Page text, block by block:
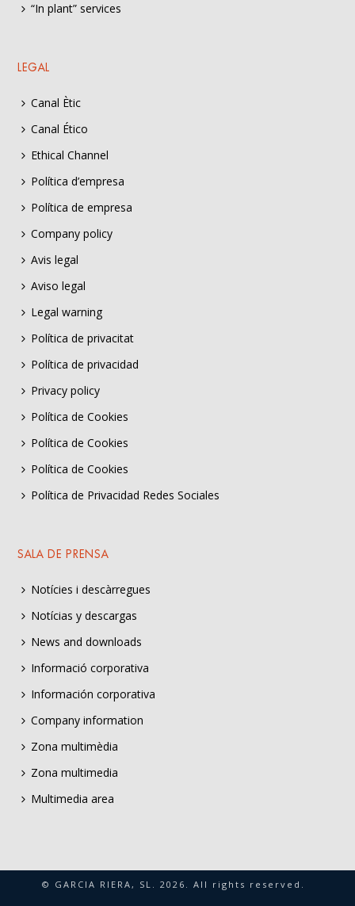
“In plant” services
LEGAL
Canal Ètic
Canal Ético
Ethical Channel
Política d’empresa
Política de empresa
Company policy
Avis legal
Aviso legal
Legal warning
Política de privacitat
Política de privacidad
Privacy policy
Política de Cookies
Política de Cookies
Política de Cookies
Política de Privacidad Redes Sociales
SALA DE PRENSA
Notícies i descàrregues
Notícias y descargas
News and downloads
Informació corporativa
Información corporativa
Company information
Zona multimèdia
Zona multimedia
Multimedia area
© GARCIA RIERA, SL. 2026 . All rights reserved.